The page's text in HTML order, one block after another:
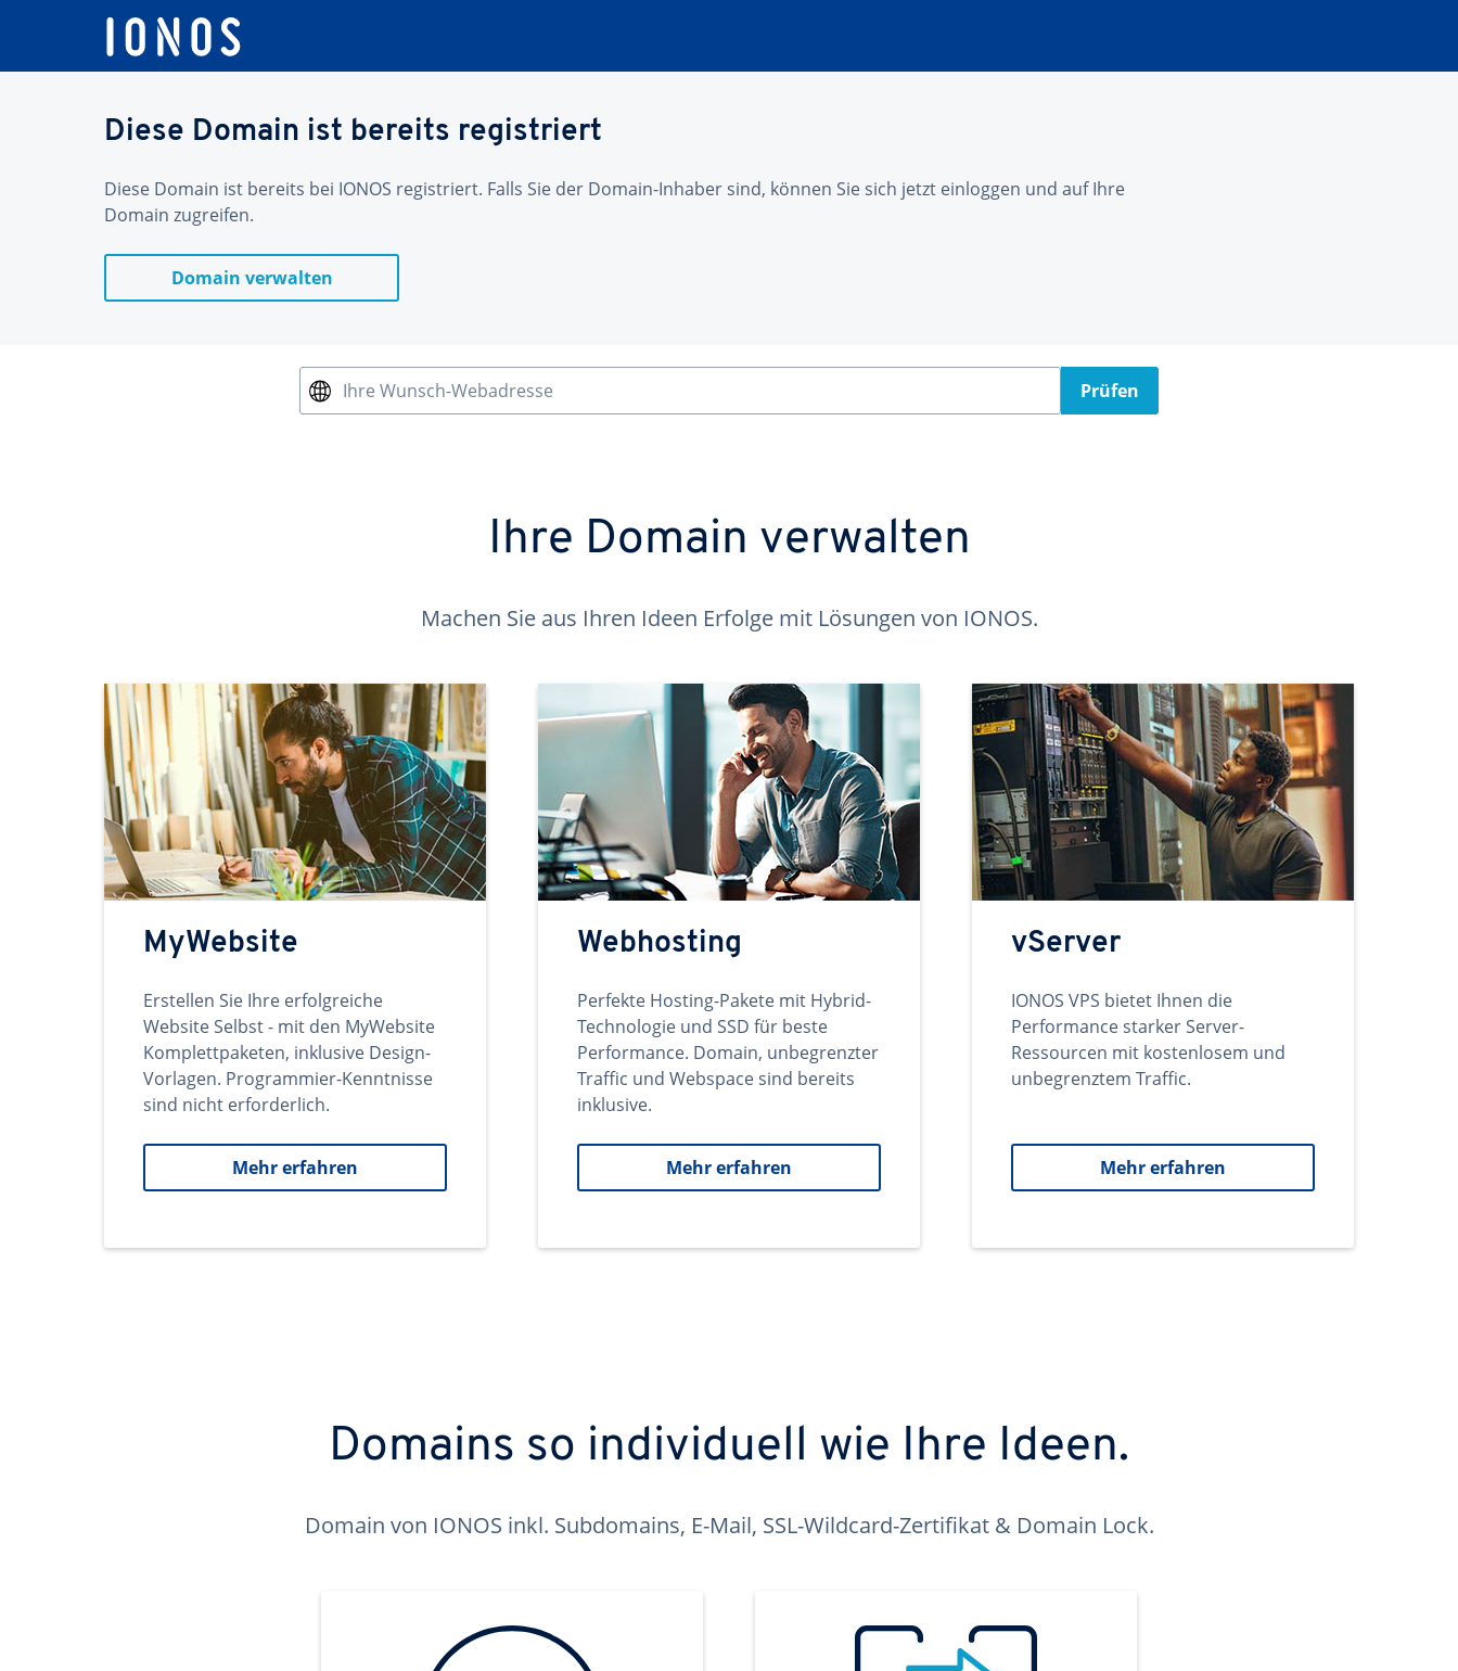
Diese Domain ist bereits registriert
Diese Domain ist bereits bei IONOS registriert. Falls Sie der Domain-Inhaber sind, können Sie sich jetzt einloggen und auf Ihre
Domain zugreifen.
Domain verwalten
Ihre Wunsch-Webadresse Prüfen
Ihre Domain verwalten
Machen Sie aus Ihren Ideen Erfolge mit Lösungen von IONOS.
MyWebsite
Erstellen Sie Ihre erfolgreiche
Website Selbst - mit den MyWebsite
Komplettpaketen, inklusive Design-
Vorlagen. Programmier-Kenntnisse
sind nicht erforderlich.
Mehr erfahren
Webhosting
Perfekte Hosting-Pakete mit Hybrid-
Technologie und SSD für beste
Performance. Domain, unbegrenzter
Traffic und Webspace sind bereits
inklusive.
Mehr erfahren
vServer
IONOS VPS bietet Ihnen die
Performance starker Server-
Ressourcen mit kostenlosem und
unbegrenztem Traffic.
Mehr erfahren
Domains so individuell wie Ihre Ideen.
Domain von IONOS inkl. Subdomains, E-Mail, SSL-Wildcard-Zertifikat & Domain Lock.